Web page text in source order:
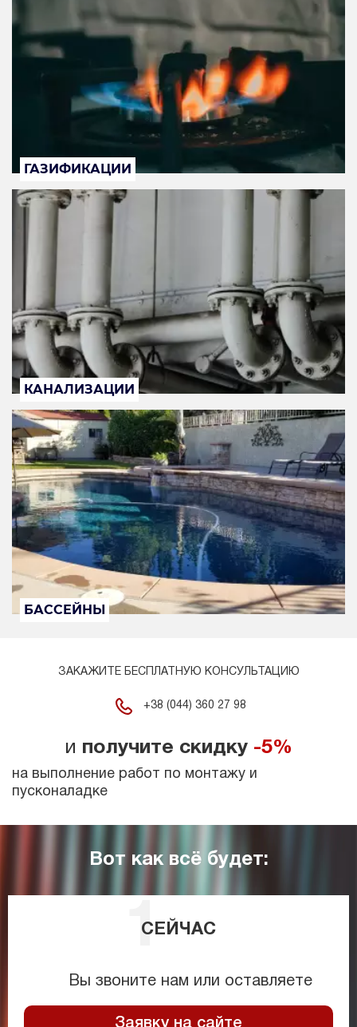
ГАЗИФИКАЦИИ
КАНАЛИЗАЦИИ
БАССЕЙНЫ
ЗАКАЖИТЕ БЕСПЛАТНУЮ КОНСУЛЬТАЦИЮ
+38 (044) 360 27 98
и получите скидку -5%
на выполнение работ по монтажу и
пусконаладке
Вот как всё будет:
СЕЙЧАС
Вы звоните нам или оставляете
Заявку на сайте